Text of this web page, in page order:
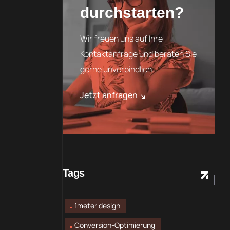
durchstarten?
Wir freuen uns auf Ihre
Kontaktanfrage und beraten Sie
gerne unverbindlich.
Jetzt anfragen
Tags
1meter design
Conversion-Optimierung